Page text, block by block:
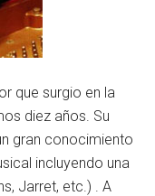
que surgio en la
diez años. Su
gran conocimiento
incluyendo una
Jarret, etc.) . A